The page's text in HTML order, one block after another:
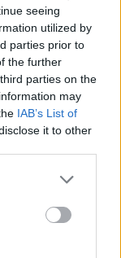
seeing
utilized by
parties prior to
the further
parties on the
may
IAB’s List of
it to other
vagy csak
a magyar
ezzel a
más-más
és a simaizom
jó